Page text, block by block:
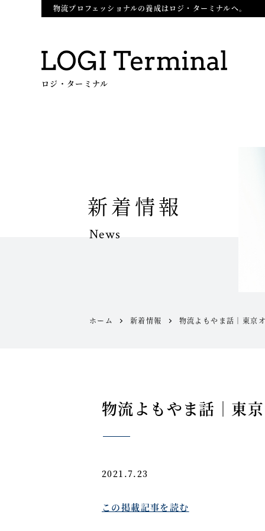
物流プロフェッショナルの養成はロジ・ターミナルへ。
ロジ・ターミナル
新着情報
News
ホーム 新着情報 物流よもやま話｜東京
物流よもやま話｜東
2021.7.23
この掲載記事を読む